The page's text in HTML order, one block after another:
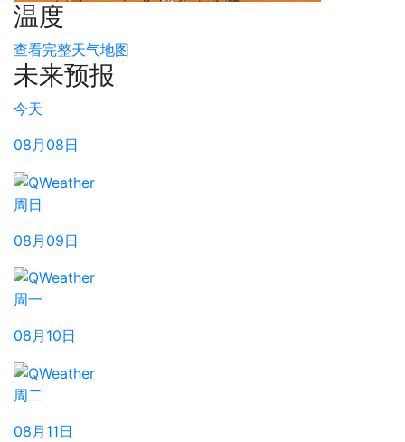
温度
查看完整天气地图
未来预报
今天
08月08日
周日
08月09日
周一
08月10日
周二
08月11日